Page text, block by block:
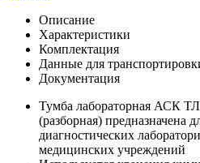
Описание
Характеристики
Комплектация
Данные для
Документация
Тумба лабораторная АСК
(разборная) предназначена
диагностических
медицинских учреждений